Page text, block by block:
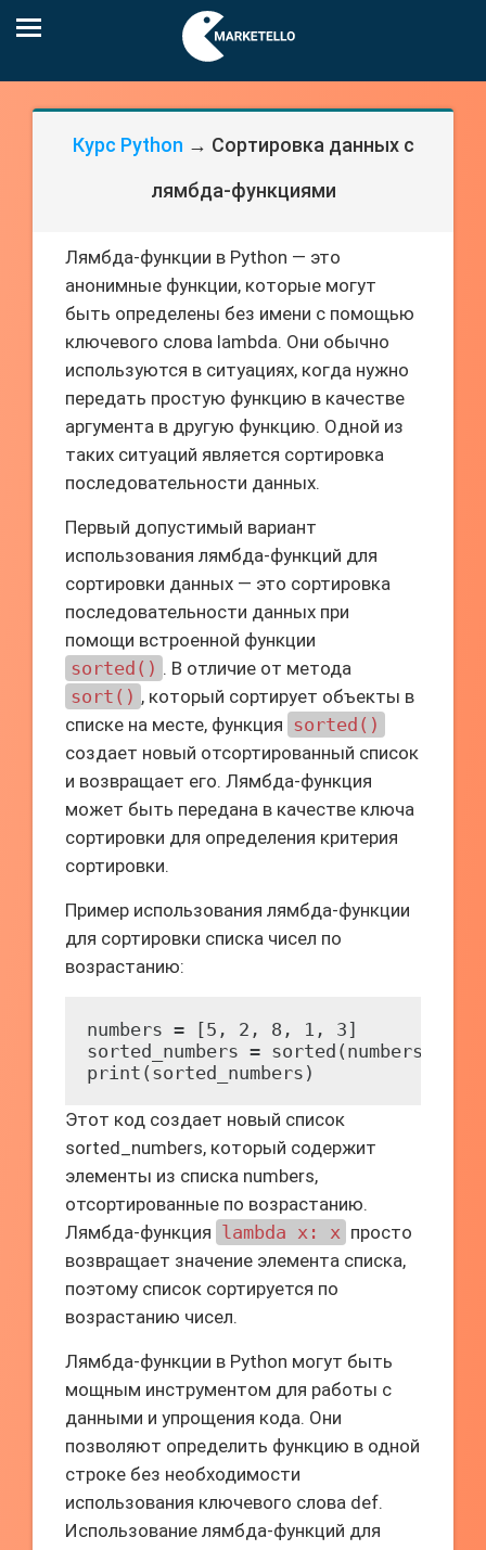
Курс Python → Сортировка данных с
лямбда-функциями
Лямбда-функции в Python — это
анонимные функции, которые могут
быть определены без имени с помощью
ключевого слова lambda. Они обычно
используются в ситуациях, когда нужно
передать простую функцию в качестве
аргумента в другую функцию. Одной из
таких ситуаций является сортировка
последовательности данных.
Первый допустимый вариант
использования лямбда-функций для
сортировки данных — это сортировка
последовательности данных при
помощи встроенной функции
sorted() . В отличие от метода
sort() , который сортирует объекты в
списке на месте, функция sorted()
создает новый отсортированный список
и возвращает его. Лямбда-функция
может быть передана в качестве ключа
сортировки для определения критерия
сортировки.
Пример использования лямбда-функции
для сортировки списка чисел по
возрастанию:
numbers = [5, 2, 8, 1, 3]
sorted_numbers = sorted(numbers,
Этот код создает новый список
sorted_numbers, который содержит
элементы из списка numbers,
отсортированные по возрастанию.
Лямбда-функция lambda x: x просто
возвращает значение элемента списка,
поэтому список сортируется по
возрастанию чисел.
Лямбда-функции в Python могут быть
мощным инструментом для работы с
данными и упрощения кода. Они
позволяют определить функцию в одной
строке без необходимости
использования ключевого слова def.
Использование лямбда-функций для